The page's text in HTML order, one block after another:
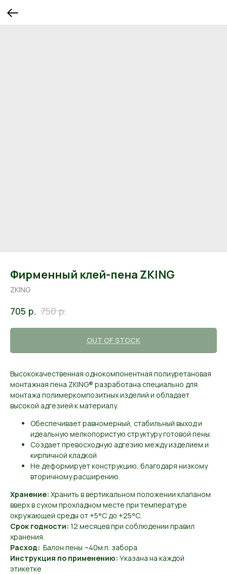
Фирменный клей-пена ZKING
ZKING
705 р. 750 р.
OUT OF STOCK
Высококачественная однокомпонентная полиуретановая
монтажная пена ZKING® разработана специально для
монтажа полимеркомпозитных изделий и обладает
высокой адгезией к материалу.
Обеспечивает равномерный, стабильный выход и
идеальную мелкопористую структуру готовой пены.
Создает превосходную адгезию между изделием и
кирпичной кладкой
Не деформирует конструкцию, благодаря низкому
вторичному расширению.
Хранение: Хранить в вертикальном положении клапаном
вверх в сухом прохладном месте при температуре
окружающей среды от +5°С до +25°С.
Срок годности: 12 месяцев при соблюдении правил
хранения.
Расход: Балон пены ~40м.п. забора
Инструкция по применению: Указана на каждой
этикетке